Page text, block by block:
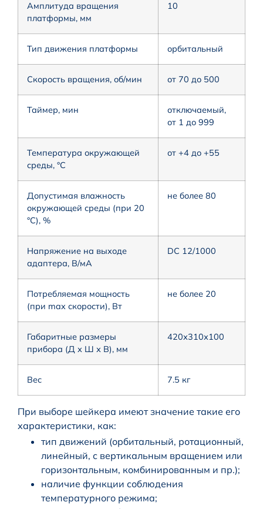
Амплитуда вращения
платформы, мм
10
Тип движения платформы орбитальный
Скорость вращения, об/мин от 70 до 500
Таймер, мин
отключаемый,
от 1 до 999
Температура окружающей
среды, °С
от +4 до +55
Допустимая влажность
окружающей среды (при 20
°С), %
не более 80
Напряжение на выходе
адаптера, В/мА
DC 12/1000
Потребляемая мощность
(при max скорости), Вт
не более 20
Габаритные размеры
прибора (Д х Ш х В), мм
420х310х100
Вес 7.5 кг
При выборе шейкера имеют значение такие его
характеристики, как:
тип движений (орбитальный, ротационный,
линейный, с вертикальным вращением или
горизонтальным, комбинированным и пр.);
наличие функции соблюдения
температурного режима;